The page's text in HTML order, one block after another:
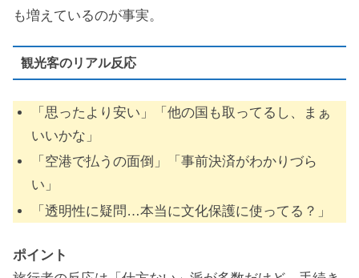
も増えているのが事実。
観光客のリアル反応
「思ったより安い」「他の国も取ってるし、まぁ
いいかな」
「空港で払うの面倒」「事前決済がわかりづら
い」
「透明性に疑問…本当に文化保護に使ってる？」
ポイント